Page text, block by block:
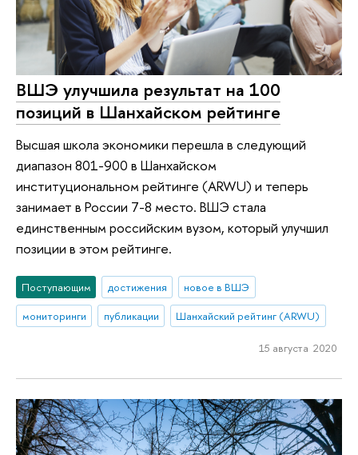
ВШЭ улучшила результат на 100
позиций в Шанхайском рейтинге
Высшая школа экономики перешла в следующий
диапазон 801-900 в Шанхайском
институциональном рейтинге (ARWU) и теперь
занимает в России 7-8 место. ВШЭ стала
единственным российским вузом, который улучшил
позиции в этом рейтинге.
Поступающим достижения
новое в ВШЭ
мониторинги
публикации Шанхайский рейтинг (ARWU)
15 августа 2020